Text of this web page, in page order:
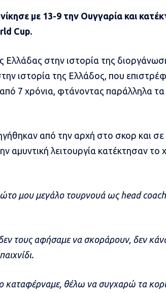
με 13-9 την Ουγγαρία και
Cup.
Ελλάδας στην ιστορία της
ιστορία της Ελλάδος, που
7 χρόνια, φτάνοντας παράλληλα τα
από την αρχή στο σκορ και
αμυντική λειτουργία κατέκτησαν το
μου μεγάλο τουρνουά ως head
τους αφήσαμε να σκοράρουν, δεν
καταφέρναμε, θέλω να συγχαρώ τα